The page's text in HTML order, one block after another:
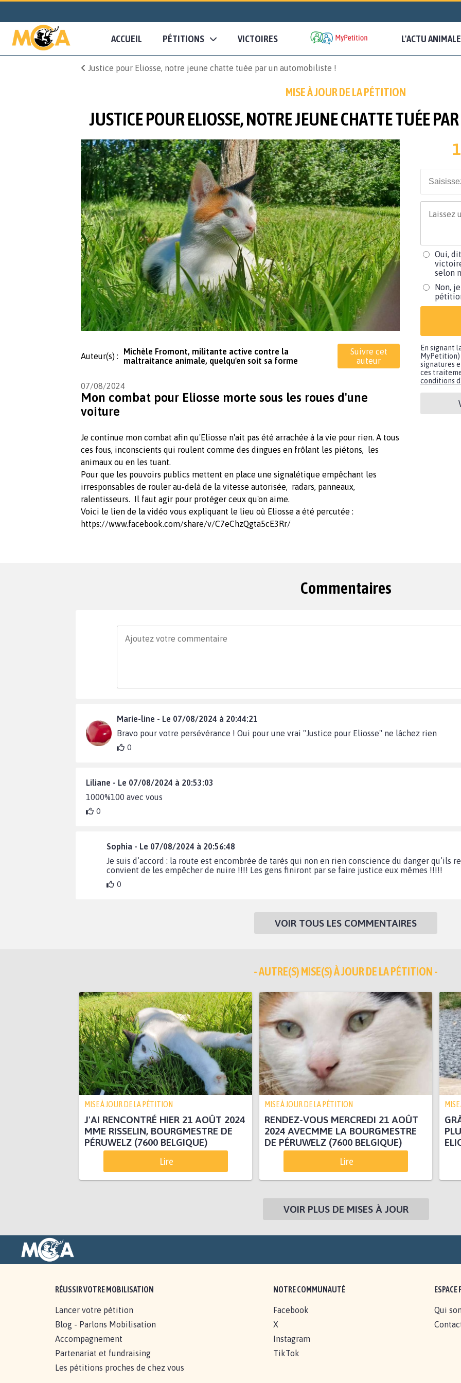
ACCUEIL PÉTITIONS VICTOIRES L'ACTU ANIMALE
Justice pour Eliosse, notre jeune chatte tuée par un automobiliste !
MISE À JOUR DE LA PÉTITION
JUSTICE POUR ELIOSSE, NOTRE JEUNE CHATTE TUÉE
Auteur(s) :
Michèle Fromont, militante active contre la
maltraitance animale, quelqu'en soit sa forme
Suivre cet
auteur
07/08/2024
Mon combat pour Eliosse morte sous les roues d'une
voiture
Je continue mon combat afin qu'Eliosse n'ait pas été arrachée à la vie pour rien. A tous
ces fous, inconscients qui roulent comme des dingues en frôlant les piétons, les
animaux ou en les tuant.
Pour que les pouvoirs publics mettent en place une signalétique empêchant les
irresponsables de rouler au-delà de la vitesse autorisée, radars, panneaux,
ralentisseurs. Il faut agir pour protéger ceux qu'on aime.
Voici le lien de la vidéo vous expliquant le lieu où Eliosse a été percutée :
https://www.facebook.com/share/v/C7eChzQgta5cE3Rr/
Oui,
selon
Non,
En signant
MyPetition)
signatures
ces
conditions
Commentaires
Marie-line - Le 07/08/2024 à 20:44:21
Bravo pour votre persévérance ! Oui pour une vrai "Justice pour Eliosse" ne lâchez rien
0
Liliane - Le 07/08/2024 à 20:53:03
1000%100 avec vous
0
Sophia - Le 07/08/2024 à 20:56:48
Je suis d’accord : la route est encombrée de tarés qui non en rien conscience du danger qu’ils
convient de les empêcher de nuire !!!! Les gens finiront par se faire justice eux mêmes !!!!!
0
VOIR TOUS LES COMMENTAIRES
- AUTRE(S) MISE(S) À JOUR DE LA PÉTITION -
MISE À JOUR DE LA PÉTITION
J'AI RENCONTRÉ HIER 21 AOÛT 2024
MME RISSELIN, BOURGMESTRE DE
PÉRUWELZ (7600 BELGIQUE)
Lire
MISE À JOUR DE LA PÉTITION
RENDEZ-VOUS MERCREDI 21 AOÛT
2024 AVECMME LA BOURGMESTRE
DE PÉRUWELZ (7600 BELGIQUE)
Lire
VOIR PLUS DE MISES À JOUR
RÉUSSIR VOTRE MOBILISATION
Lancer votre pétition
Blog - Parlons Mobilisation
Accompagnement
Partenariat et fundraising
Les pétitions proches de chez vous
NOTRE COMMUNAUTÉ
Facebook
X
Instagram
TikTok
ESPACE
Qui